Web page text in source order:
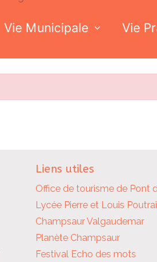
Vie Municipale Vie
Liens utiles
Office de tourisme de Pont
Lycée Pierre et Louis
Champsaur Valgaudemar
Planète Champsaur
Festival Echo des mots